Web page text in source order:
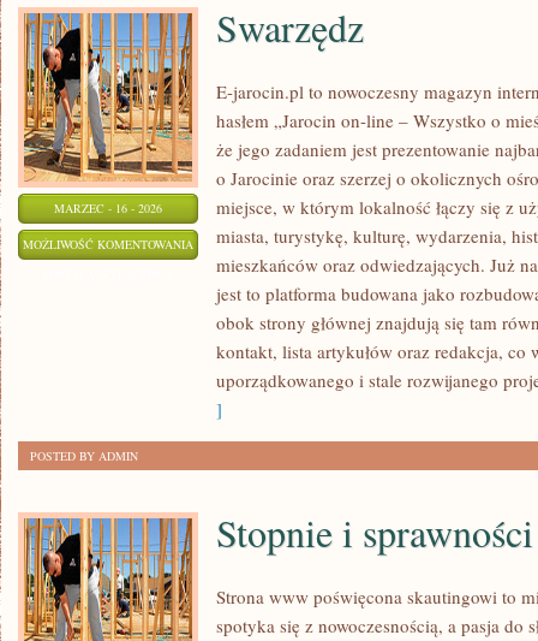
MARZEC - 16 - 2026
MOŻLIWOŚĆ KOMENTOWANIA SWARZĘDZ
Swarzędz
E-jarocin.pl to nowoczesny magazyn
hasłem „Jarocin on-line – Wszystko o
że jego zadaniem jest prezentowanie
o Jarocinie oraz szerzej o okolicznych
miejsce, w którym lokalność łączy się z
miasta, turystykę, kulturę, wydarzenia,
mieszkańców oraz odwiedzających. Już
jest to platforma budowana jako
obok strony głównej znajdują się tam
kontakt, lista artykułów oraz redakcja, co
uporządkowanego i stale rozwijanego
]
POSTED BY ADMIN
Stopnie i sprawności
Strona www poświęcona skautingowi to
spotyka się z nowoczesnością, a pasja do